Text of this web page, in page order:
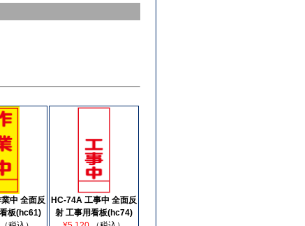
中 全面反
板(hc61)
HC-74A 工事中 全面反
射 工事用看板(hc74)